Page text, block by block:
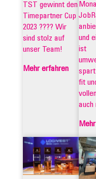
TST gewinnt den
Timepartner Cup
2023 ???? Wir
sind stolz auf
unser Team!
Mehr erfahren
und
ist
fit
auch